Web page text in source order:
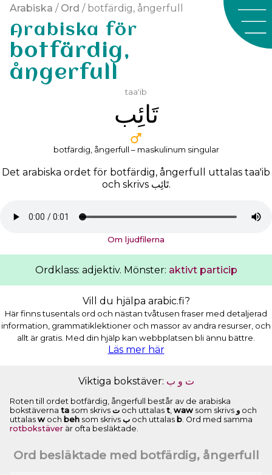
Arabiska / Ord / botfärdig, ångerfull
Arabiska för
botfärdig,
ångerfull
taa'ib
ﺗَﺎﺋِﺐ
botfärdig, ångerfull – maskulinum singular
Det arabiska ordet för botfärdig, ångerfull uttalas taa'ib
och skrivs ﺗَﺎﺋِﺐ.
Om ljudfilerna
Ordklass: adjektiv. Mönster: aktivt particip
Vill du hjälpa arabic.fi?
Här finns tusentals ord och nästan tvåtusen fraser med detaljerad
information, grammatiklektioner och massor av andra resurser, och
allt är gratis. Med din hjälp kan webbplatsen bli ännu bättre.
Läs mer här
Viktiga bokstäver: ﺕ ﻭ ﺏ
Roten till ordet botfärdig, ångerfull består av de arabiska
bokstäverna ta som skrivs ﺕ och uttalas t, waw som skrivs ﻭ och
uttalas w och beh som skrivs ﺏ och uttalas b. Ord med samma
rotbokstäver är ofta besläktade.
Ord besläktade med botfärdig, ångerfull